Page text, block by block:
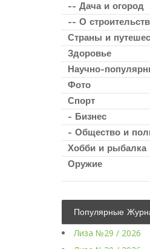
-- Дача и огород
-- О
Страны и
Здоровье
Научно-
Фото
Спорт
- Бизнес
- Общество и
Хобби и рыбалка
Оружие
Популярные
Лиза №29 / 2026